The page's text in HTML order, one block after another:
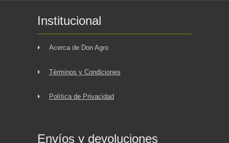
Institucional
Acerca de Don Agro
Términos y Condiciones
Política de Privacidad
Envíos y devoluciones